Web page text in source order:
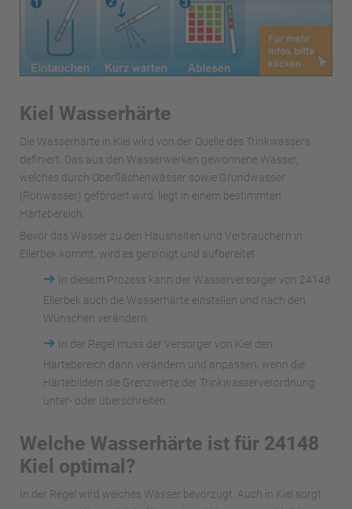
Kiel Wasserhärte
Die Wasserhärte in Kiel wird von der Quelle des Trinkwassers
definiert. Das aus den Wasserwerken gewonnene Wasser,
welches durch Oberflächenwässer sowie Grundwasser
(Rohwasser) gefördert wird, liegt in einem bestimmten
Härtebereich.
Bevor das Wasser zu den Haushalten und Verbrauchern in
Ellerbek kommt, wird es gereinigt und aufbereitet.
➜
In diesem Prozess kann der Wasserversorger von 24148
Ellerbek auch die Wasserhärte einstellen und nach den
Wünschen verändern.
➜
In der Regel muss der Versorger von Kiel den
Härtebereich dann verändern und anpassen, wenn die
Härtebildern die Grenzwerte der Trinkwasserverordnung
unter- oder überschreiten.
Welche Wasserhärte ist für 24148
Kiel optimal?
In der Regel wird weiches Wasser bevorzugt. Auch in Kiel sorgt